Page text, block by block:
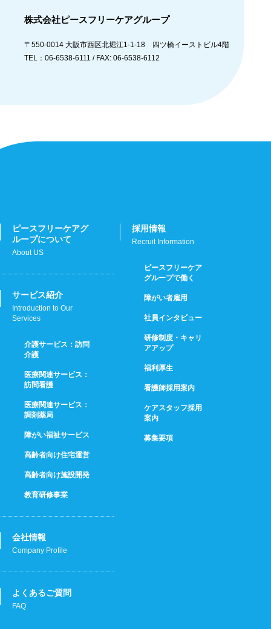
株式会社ピースフリーケアグループ
〒550-0014 大阪市西区北堀江1-1-18 四ツ橋イーストビル4階
TEL：06-6538-6111 / FAX: 06-6538-6112
ピースフリーケアグ
ループについて
About US
サービス紹介
Introduction to Our
Services
介護サービス：訪問
介護
医療関連サービス：
訪問看護
医療関連サービス：
調剤薬局
障がい福祉サービス
高齢者向け住宅運営
高齢者向け施設開発
教育研修事業
会社情報
Company Profile
よくあるご質問
FAQ
採用情報
Recruit Information
ピースフリーケア
グループで働く
障がい者雇用
社員インタビュー
研修制度・キャリ
アアップ
福利厚生
看護師採用案内
ケアスタッフ採用
案内
募集要項